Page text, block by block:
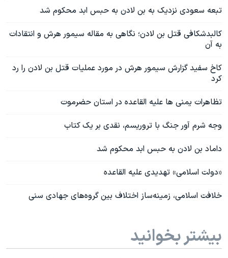
تبعه سعودی نزدیک به بن لادن به حبس ابد محکوم شد
کالبدشکافی قتل بن لادن؛ نگاهی به مقاله سیمور هرش و انتقادات
به آن
کاخ سفید گزارش سیمور هرش در مورد عملیات قتل بن لادن را رد
کرد
تظاهرات یمنی ها علیه القاعده در استان حضرموت
وجه شرم آور جنگ با تروریسم، نقدی بر یک کتاب
داماد بن لادن به حبس ابد محکوم شد
«دولت اسلامی» تهدیدی علیه القاعده
خلافت اسلامی، زمینه‌ساز اختلاف بین گروه‌های جهادی سنی
بیشتر بخوانید